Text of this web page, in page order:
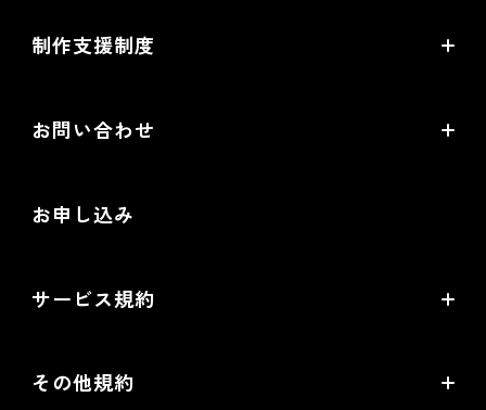
オープンセミナー一覧
制作支援制度
EC制作パートナー一覧
お問い合わせ
導入検討Webミーティング
お申し込み
サービス規約
futureshop omni-channelサービス規約
その他規約